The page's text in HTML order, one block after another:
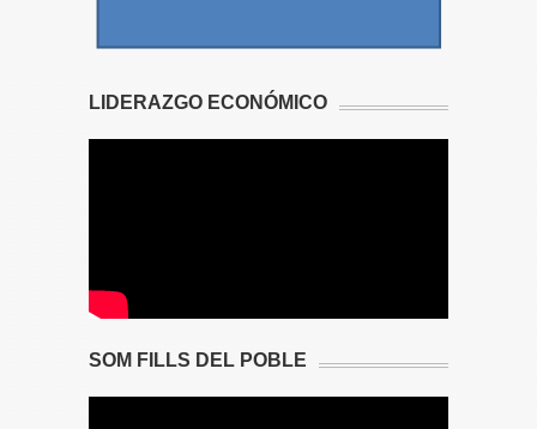
LIDERAZGO ECONÓMICO
SOM FILLS DEL POBLE